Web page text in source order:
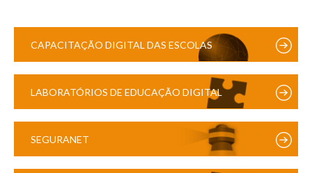
CAPACITAÇÃO DIGITAL DAS ESCOLAS
LABORATÓRIOS DE EDUCAÇÃO DIGITAL
SEGURANET